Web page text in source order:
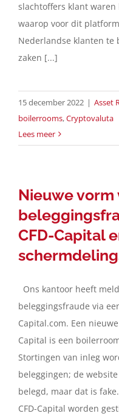
slachtoffers klant
waarop voor dit
Nederlandse klanten te
zaken [...]
15 december 2022 | Asset
boilerrooms,Cryptovaluta
Lees meer
Nieuwe vorm
CFD-Capital
Ons kantoor heeft
beleggingsfraude via
Capital.com. Een
Capital is een
Stortingen van inleg
beleggingen; de
belegd, maar dat is
CFD-Capital worden